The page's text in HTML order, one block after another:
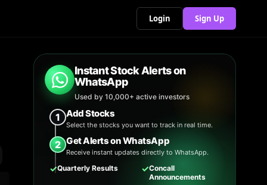
Login Sign Up
Instant Stock Alerts on
WhatsApp
Used by 10,000+ active investors
1 Add Stocks
Select the stocks you want to track in real time.
2 Get Alerts on WhatsApp
Receive instant updates directly to WhatsApp.
✓Quarterly Results ✓Concall
Announcements